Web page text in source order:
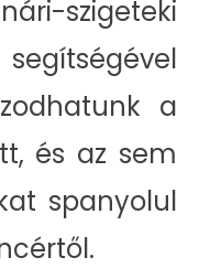
szigeteki
a
és az sem
spanyolul